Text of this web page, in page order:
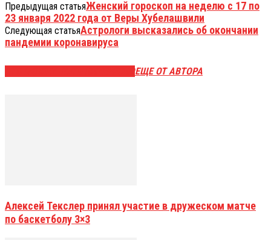
Предыдущая статьяЖенский гороскоп на неделю с 17 по
23 января 2022 года от Веры Хубелашвили
Следующая статьяАстрологи высказались об окончании
пандемии коронавируса
ЕЩЕ ОТ АВТОРА
Алексей Текслер принял участие в дружеском матче
по баскетболу 3×3